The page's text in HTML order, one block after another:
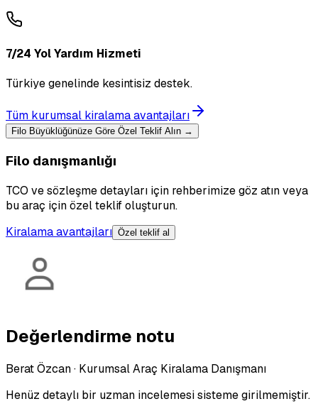
7/24 Yol Yardım Hizmeti
Türkiye genelinde kesintisiz destek.
Tüm kurumsal kiralama avantajları
Filo Büyüklüğünüze Göre Özel Teklif Alın →
Filo danışmanlığı
TCO ve sözleşme detayları için rehberimize göz atın veya
bu araç için özel teklif oluşturun.
Kiralama avantajları Özel teklif al
Değerlendirme notu
Berat Özcan· Kurumsal Araç Kiralama Danışmanı
Henüz detaylı bir uzman incelemesi sisteme girilmemiştir.